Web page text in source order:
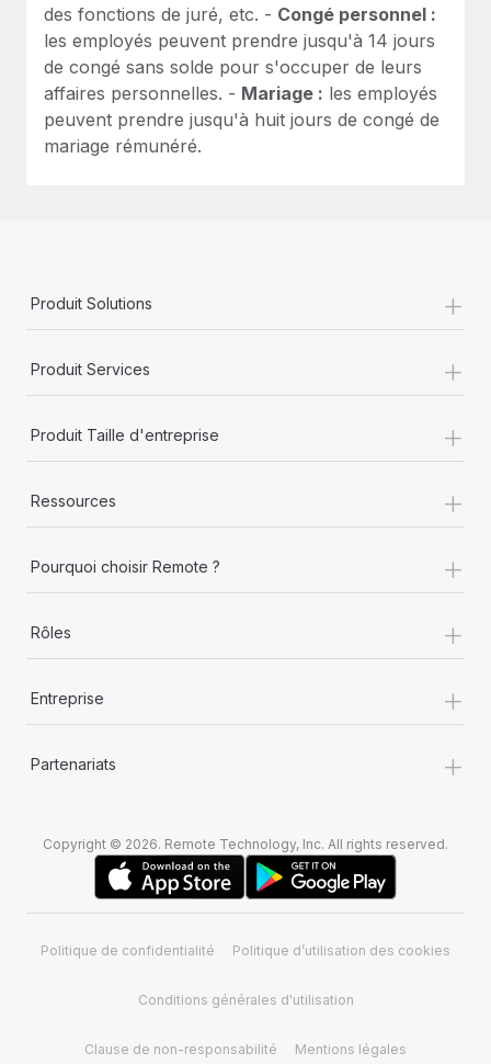
des fonctions de juré, etc. - Congé personnel :
les employés peuvent prendre jusqu'à 14 jours
de congé sans solde pour s'occuper de leurs
affaires personnelles. - Mariage : les employés
peuvent prendre jusqu'à huit jours de congé de
mariage rémunéré.
Produit Solutions +
Produit Services +
Produit Taille d'entreprise +
Ressources +
Pourquoi choisir Remote ? +
Rôles +
Entreprise +
Partenariats +
Copyright © 2026. Remote Technology, Inc. All rights reserved.
Politique de confidentialité Politique d’utilisation des cookies
Conditions générales d'utilisation
Clause de non-responsabilité Mentions légales